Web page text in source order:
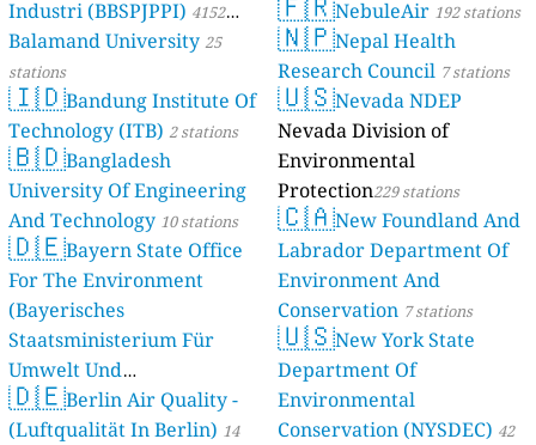
Industri (BBSPJPPI) 4152
stations
Balamand University25
stations
🇮🇩Bandung Institute Of
Technology (ITB) 2 stations
🇧🇩Bangladesh
University Of Engineering
And Technology 10 stations
🇩🇪Bayern State Office
For The Environment
(Bayerisches
Staatsministerium Für
Umwelt Und
Verbraucherschutz) - LfU
46 stations
🇩🇪Berlin Air Quality -
(Luftqualität In Berlin) 14
NebuleAir 192 stations
🇳🇵Nepal Health
Research Council 7 stations
🇺🇸Nevada NDEP
Nevada Division of
Environmental
Protection229 stations
🇨🇦New Foundland And
Labrador Department Of
Environment And
Conservation 7 stations
🇺🇸New York State
Department Of
Environmental
Conservation (NYSDEC) 42